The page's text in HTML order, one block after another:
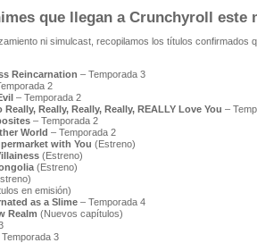
que llegan a Crunchyroll este
ni simulcast, recopilamos los títulos
Reincarnation – Temporada 3
2
– Temporada 2
Really, Really, Really, REALLY Love You –
– Temporada 2
World – Temporada 2
with You (Estreno)
(Estreno)
(Estreno)
en emisión)
as a Slime– Temporada 4
Realm (Nuevos capítulos)
Temporada 3